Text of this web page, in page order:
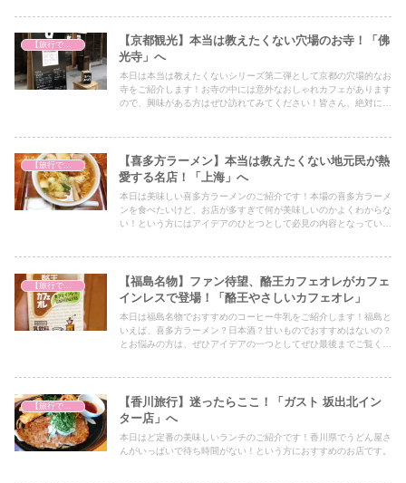
【旅行で心を癒そう】
【京都観光】本当は教えたくない穴場のお寺！「佛
光寺」へ
本日は本当は教えたくないシリーズ第二弾として京都の穴場的なお
寺をご紹介します！お寺の中には意外なおしゃれカフェがあります
ので、興味がある方はぜひ訪れてみてください！皆さん、絶対に他
【旅行で心を癒そう】
【喜多方ラーメン】本当は教えたくない地元民が熱
愛する名店！「上海」へ
本日は美味しい喜多方ラーメンのご紹介です！本場の喜多方ラーメ
ンを食べたいけど、お店が多すぎて何が美味しいのかよくわからな
い！という方にはアイデアのひとつとして必見の内容となっていま
【旅行で心を癒そう】
【福島名物】ファン待望、酪王カフェオレがカフェ
インレスで登場！「酪王やさしいカフェオレ」
本日は福島名物でおすすめのコーヒー牛乳をご紹介します！福島と
いえば、喜多方ラーメン？日本酒？甘いものでおすすめはないの？
とお悩みの方は、ぜひアイデアの一つとしてぜひ最後までご覧くだ
【旅行で心を癒そう】
【香川旅行】迷ったらここ！「ガスト 坂出北イン
ター店」へ
本日はど定番の美味しいランチのご紹介です！香川県でうどん屋さ
んがいっぱいで待ち時間がない！という方におすすめのお店です。